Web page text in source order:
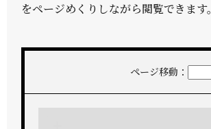
をページめくりしながら閲覧できます。
ページ移動：